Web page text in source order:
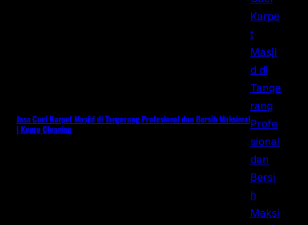
Jasa Cuci Karpet Masjid di Tangerang Profesional dan Bersih Maksimal
| Kenzo Cleaning